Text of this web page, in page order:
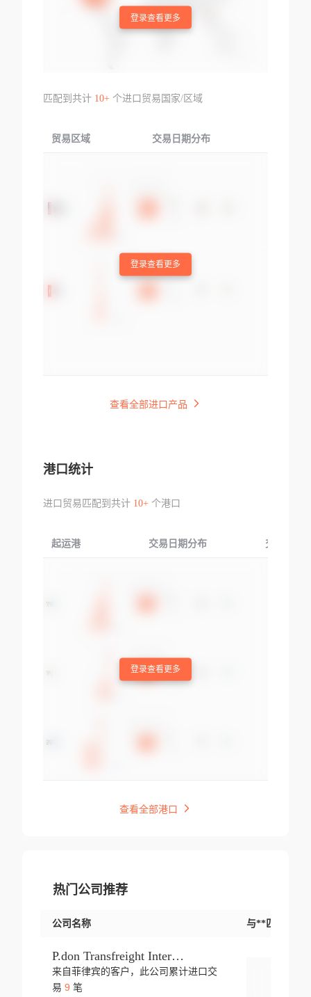
登录查看更多
匹配到共计 10+个进口贸易国家/区域
贸易区域 交易日期分布
登录查看更多
查看全部进口产品
港口统计
进口贸易匹配到共计 10+个港口
起运港 交易日期分布 交易产品
登录查看更多
查看全部港口
热门公司推荐
公司名称 与**匹配交易
P.don Transfreight International
来自菲律宾的客户，此公司累计进口交
易 9 笔